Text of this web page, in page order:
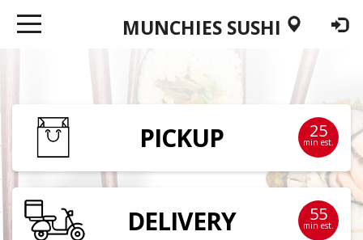
PICKUP 25
min est.
DELIVERY 55
min est.